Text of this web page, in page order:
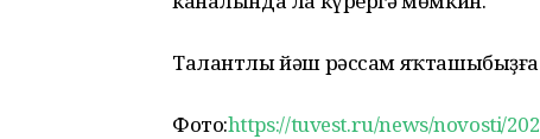
Талантлы йәш рәссам
Фото:https://tuvest.ru/news/novosti/